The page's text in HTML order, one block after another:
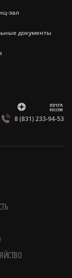
зал
документы
Z m
8 (831) 233-94-53